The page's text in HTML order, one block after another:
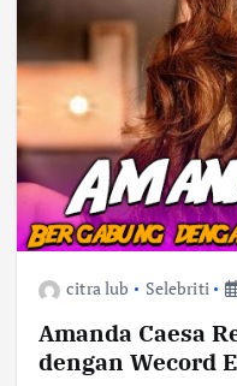
citra lub Selebriti
Amanda Caesa
dengan Wecord